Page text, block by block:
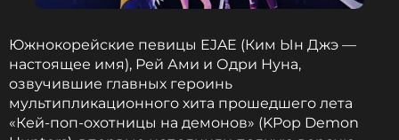
второй части. Поклонникам придется запастись
несколько лет.
ФОТО: Legion-Media
Южнокорейские певицы EJAE (Ким Ын Джэ —
настоящее имя), Рей Ами и Одри Нуна,
озвучившие главных героинь
мультипликационного хита прошедшего лета
«Кей-поп-охотницы на демонов» (KPop Demon